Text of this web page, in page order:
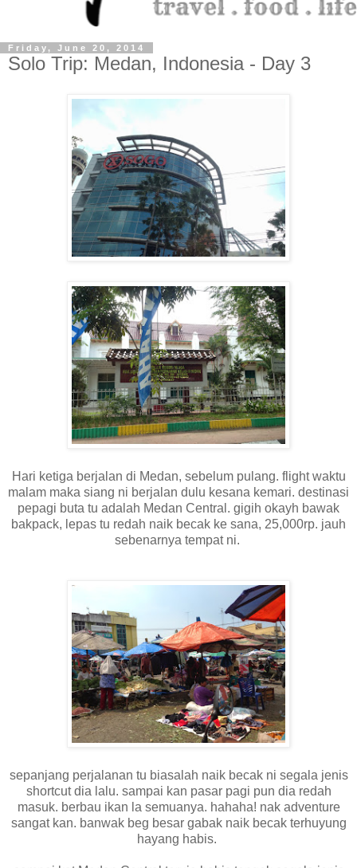
Friday, June 20, 2014
Solo Trip: Medan, Indonesia - Day 3
Hari ketiga berjalan di Medan, sebelum pulang. flight waktu
malam maka siang ni berjalan dulu kesana kemari. destinasi
pepagi buta tu adalah Medan Central. gigih okayh bawak
bakpack, lepas tu redah naik becak ke sana, 25,000rp. jauh
sebenarnya tempat ni.
sepanjang perjalanan tu biasalah naik becak ni segala jenis
shortcut dia lalu. sampai kan pasar pagi pun dia redah
masuk. berbau ikan la semuanya. hahaha! nak adventure
sangat kan. banwak beg besar gabak naik becak terhuyung
hayang habis.